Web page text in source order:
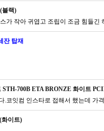
블랙)
가 작아 귀엽고 조립이 조금 힘들긴
잔 탑재
700B ETA BRONZE 화이트
화이트)